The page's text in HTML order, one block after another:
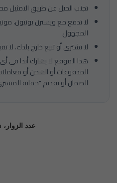
تجنب الحيل عن طريق التمثيل
لا تدفع مع ويسترن يونيون،
المجهول
لا تشتري أو تبيع خارج بلدك.
هذا الموقع لا يشارك أبدا في
المدفوعات أو الشحن أو
الضمان أو تقديم "حماية
عدد الزوار، visitors